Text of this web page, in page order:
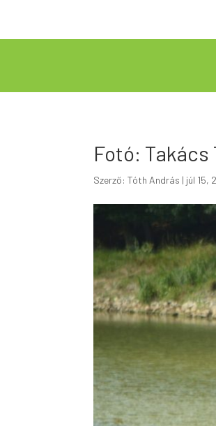
Fotó: Takács
Szerző:Tóth András | júl 15,